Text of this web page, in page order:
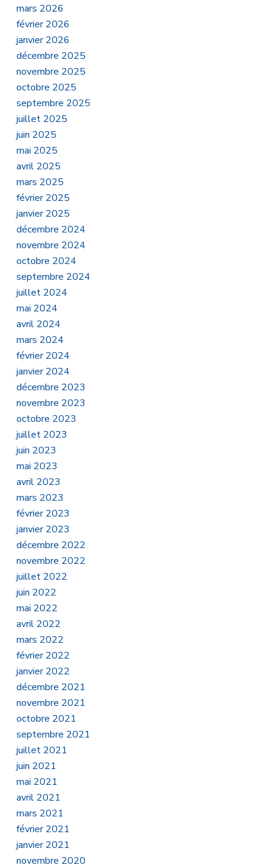
mars 2026
février 2026
janvier 2026
décembre 2025
novembre 2025
octobre 2025
septembre 2025
juillet 2025
juin 2025
mai 2025
avril 2025
mars 2025
février 2025
janvier 2025
décembre 2024
novembre 2024
octobre 2024
septembre 2024
juillet 2024
mai 2024
avril 2024
mars 2024
février 2024
janvier 2024
décembre 2023
novembre 2023
octobre 2023
juillet 2023
juin 2023
mai 2023
avril 2023
mars 2023
février 2023
janvier 2023
décembre 2022
novembre 2022
juillet 2022
juin 2022
mai 2022
avril 2022
mars 2022
février 2022
janvier 2022
décembre 2021
novembre 2021
octobre 2021
septembre 2021
juillet 2021
juin 2021
mai 2021
avril 2021
mars 2021
février 2021
janvier 2021
novembre 2020